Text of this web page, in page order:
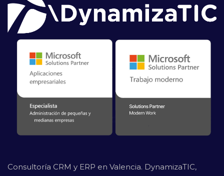
Consultoría CRM y ERP en Valencia. DynamizaTIC,